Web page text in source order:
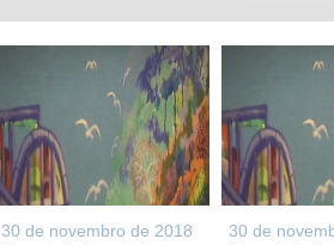
30 de novembro de 2018 30 de